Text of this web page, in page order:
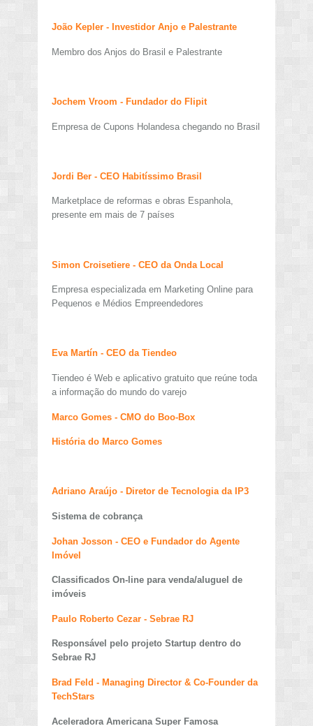
João Kepler - Investidor Anjo e Palestrante
Membro dos Anjos do Brasil e Palestrante
Jochem Vroom - Fundador do Flipit
Empresa de Cupons Holandesa chegando no Brasil
Jordi Ber - CEO Habitíssimo Brasil
Marketplace de reformas e obras Espanhola,
presente em mais de 7 países
Simon Croisetiere - CEO da Onda Local
Empresa especializada em Marketing Online para
Pequenos e Médios Empreendedores
Eva Martín - CEO da Tiendeo
Tiendeo é Web e aplicativo gratuito que reúne toda
a informação do mundo do varejo
Marco Gomes - CMO do Boo-Box
História do Marco Gomes
Adriano Araújo - Diretor de Tecnologia da IP3
Sistema de cobrança
Johan Josson - CEO e Fundador do Agente
Imóvel
Classificados On-line para venda/aluguel de
imóveis
Paulo Roberto Cezar - Sebrae RJ
Responsável pelo projeto Startup dentro do
Sebrae RJ
Brad Feld - Managing Director & Co-Founder da
TechStars
Aceleradora Americana Super Famosa